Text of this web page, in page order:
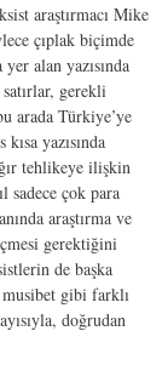
araştırmacı Mike
çıplak biçimde
alan yazısında
gerekli
arada Türkiye’ye
yazısında
tehlikeye ilişkin
sadece çok para
araştırma ve
gerektiğini
de başka
gibi farklı
doğrudan